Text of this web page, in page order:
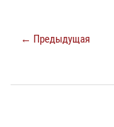
← Предыдущая